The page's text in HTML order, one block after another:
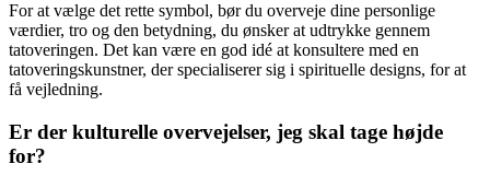
For at vælge det rette symbol, bør du overveje dine personlige
værdier, tro og den betydning, du ønsker at udtrykke gennem
tatoveringen. Det kan være en god idé at konsultere med en
tatoveringskunstner, der specialiserer sig i spirituelle designs, for at
få vejledning.
Er der kulturelle overvejelser, jeg skal tage højde
for?